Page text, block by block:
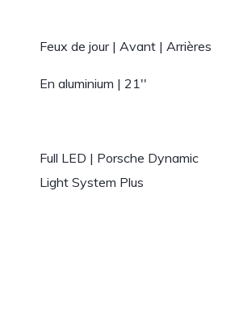
Feux de jour | Avant | Arrières
En aluminium | 21''
Full LED | Porsche Dynamic
Light System Plus